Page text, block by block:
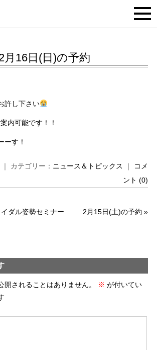
月16日(日)の予約
許し下さい
内可能です！！
ーす！
カテゴリー： ニュース＆トピックス ｜
コメ
ント (0)
ダル姿勢セミナー 2月15日(土)の予約 »
開されることはありません。 ※ が付いてい